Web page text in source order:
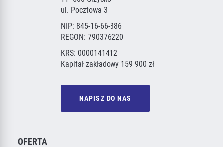
ul. Pocztowa 3
NIP: 845-16-66-886
REGON: 790376220
KRS: 0000141412
Kapitał zakładowy 159 900 zł
NAPISZ DO NAS
OFERTA